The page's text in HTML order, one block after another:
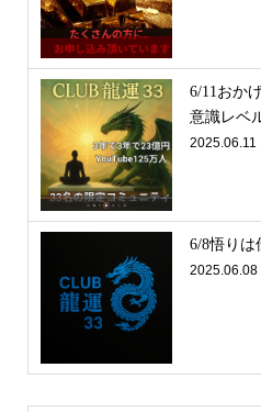
6/11おか
意識レベ
2025.06.11
6/8悟りは
2025.06.08